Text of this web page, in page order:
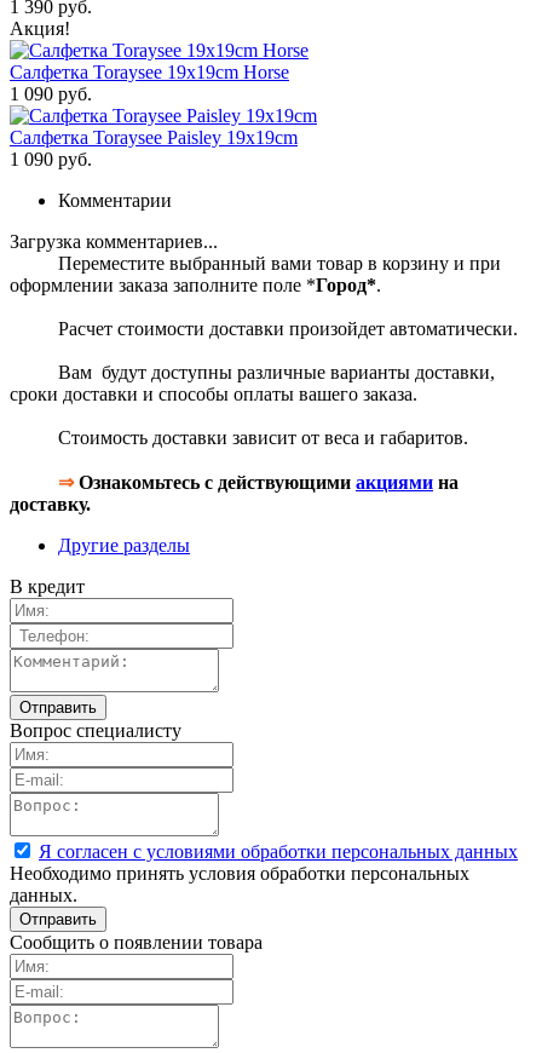
1 390 руб.
Акция!
Салфетка Toraysee 19x19cm Horse
1 090 руб.
Салфетка Toraysee Paisley 19x19cm
1 090 руб.
Комментарии
Загрузка комментариев...
Переместите выбранный вами товар в корзину и при
оформлении заказа заполните поле *Город*.
Расчет стоимости доставки произойдет автоматически.
Вам будут доступны различные варианты доставки,
сроки доставки и способы оплаты вашего заказа.
Стоимость доставки зависит от веса и габаритов.
⇒Ознакомьтесь с действующими акциями на
доставку.
Другие разделы
В кредит
Вопрос специалисту
Я согласен с условиями обработки персональных данных
Необходимо принять условия обработки персональных
данных.
Сообщить о появлении товара